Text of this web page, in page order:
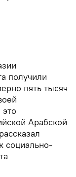
получили
пять тысяч
Арабской
социально-